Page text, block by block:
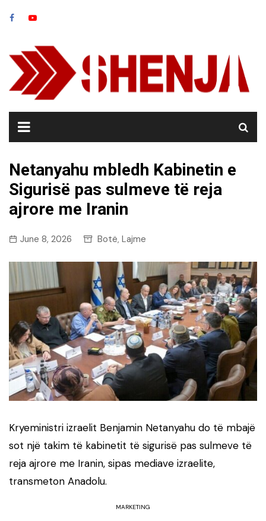
Netanyahu mbledh Kabinetin e
Sigurisë pas sulmeve të reja
ajrore me Iranin
June 8, 2026 Botë, Lajme
Kryeministri izraelit Benjamin Netanyahu do të mbajë
sot një takim të kabinetit të sigurisë pas sulmeve të
reja ajrore me Iranin, sipas mediave izraelite,
transmeton Anadolu.
MARKETING